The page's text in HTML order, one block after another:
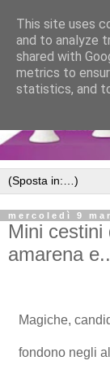
mercoledì 9
Mini cestini
amarena
Magiche,
fondono negli
This site uses
and to analyze
shared with
metrics to
statistics, and